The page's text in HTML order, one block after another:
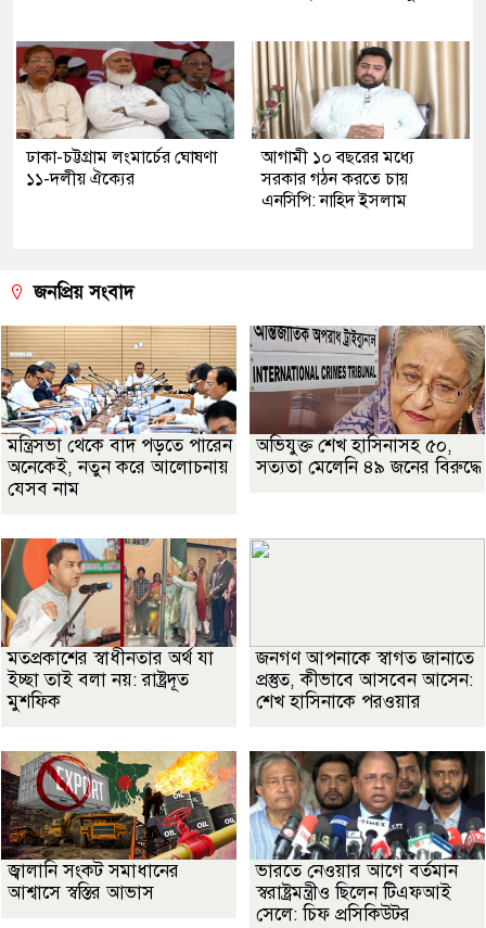
ঢাকা-চট্টগ্রাম লংমার্চের ঘোষণা
১১-দলীয় ঐক্যের
আগামী ১০ বছরের মধ্যে
সরকার গঠন করতে চায়
এনসিপি: নাহিদ ইসলাম
জনপ্রিয় সংবাদ
মন্ত্রিসভা থেকে বাদ পড়তে পারেন
অনেকেই, নতুন করে আলোচনায়
যেসব নাম
অভিযুক্ত শেখ হাসিনাসহ ৫০,
সত্যতা মেলেনি ৪৯ জনের বিরুদ্ধে
মতপ্রকাশের স্বাধীনতার অর্থ যা
ইচ্ছা তাই বলা নয়: রাষ্ট্রদূত
মুশফিক
জনগণ আপনাকে স্বাগত জানাতে
প্রস্তুত, কীভাবে আসবেন আসেন:
শেখ হাসিনাকে পরওয়ার
জ্বালানি সংকট সমাধানের
আশ্বাসে স্বস্তির আভাস
ভারতে নেওয়ার আগে বর্তমান
স্বরাষ্ট্রমন্ত্রীও ছিলেন টিএফআই
সেলে: চিফ প্রসিকিউটর